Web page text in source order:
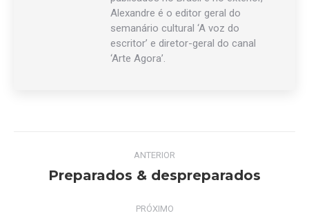
Alexandre é o editor geral do
semanário cultural ‘A voz do
escritor’ e diretor-geral do canal
‘Arte Agora’.
NavegaçãoANTERIOR
Post
Preparados & despreparados
PRÓXIMO